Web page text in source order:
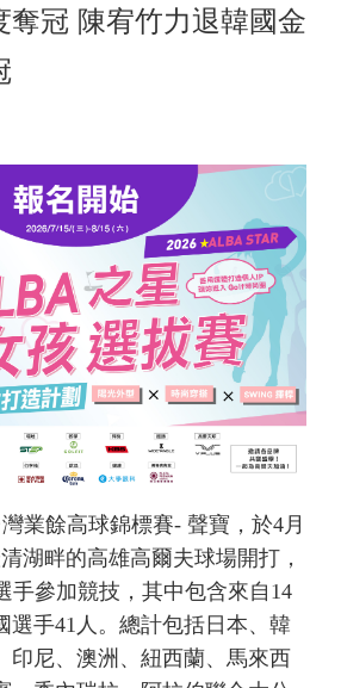
奪冠 陳宥竹力退韓國金
業餘高球錦標賽- 聲寶，於4月
湖畔的高雄高爾夫球場開打，
手參加競技，其中包含來自14
選手41人。總計包括日本、韓
印尼、澳洲、紐西蘭、馬來西